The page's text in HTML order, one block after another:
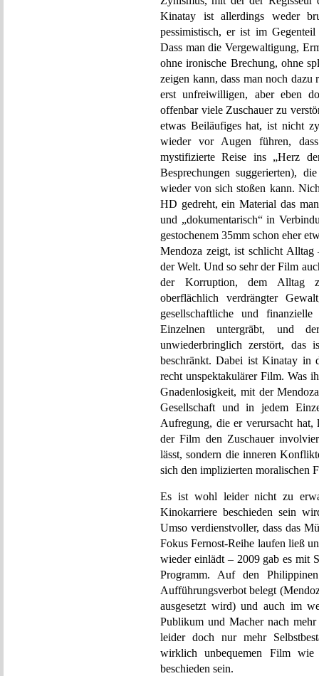
Kinatay ist allerdings weder
pessimistisch, er ist im
Dass man die Vergewaltigung,
ohne ironische Brechung, ohne
zeigen kann, dass man noch
erst unfreiwilligen, aber eben
offenbar viele Zuschauer zu
etwas Beiläufiges hat, ist nicht
wieder vor Augen führen,
mystifizierte Reise ins „Herz
Besprechungen suggerierten),
wieder von sich stoßen kann.
HD gedreht, ein Material das
und „dokumentarisch“ in
gestochenem 35mm schon eher
Mendoza zeigt, ist schlicht
der Welt. Und so sehr der Film
der Korruption, dem Alltag
oberflächlich verdrängter
gesellschaftliche und
Einzelnen untergräbt, und
unwiederbringlich zerstört,
beschränkt. Dabei ist Kinatay in
recht unspektakulärer Film. Was
Gnadenlosigkeit, mit der
Gesellschaft und in jedem
Aufregung, die er verursacht hat,
der Film den Zuschauer
lässt, sondern die inneren
sich den implizierten moralischen
Es ist wohl leider nicht zu
Kinokarriere beschieden sein
Umso verdienstvoller, dass das
Fokus Fernost-Reihe laufen ließ
wieder einlädt – 2009 gab es mit
Programm. Auf den
Aufführungsverbot belegt
ausgesetzt wird) und auch im
Publikum und Macher nach
leider doch nur mehr
wirklich unbequemen Film
beschieden sein.